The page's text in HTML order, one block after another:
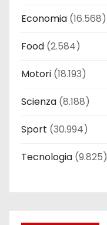
Economia (16.568)
Food (2.584)
Motori (18.193)
Scienza (8.188)
Sport (30.994)
Tecnologia (9.825)